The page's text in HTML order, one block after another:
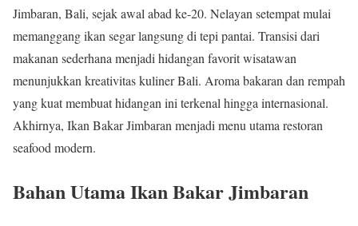
Jimbaran, Bali, sejak awal abad ke-20. Nelayan setempat mulai
memanggang ikan segar langsung di tepi pantai. Transisi dari
makanan sederhana menjadi hidangan favorit wisatawan
menunjukkan kreativitas kuliner Bali. Aroma bakaran dan rempah
yang kuat membuat hidangan ini terkenal hingga internasional.
Akhirnya, Ikan Bakar Jimbaran menjadi menu utama restoran
seafood modern.
Bahan Utama Ikan Bakar Jimbaran